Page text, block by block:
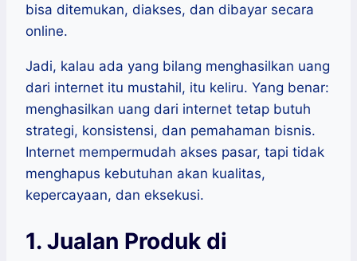
bisa ditemukan, diakses, dan dibayar secara
online.
Jadi, kalau ada yang bilang menghasilkan uang
dari internet itu mustahil, itu keliru. Yang benar:
menghasilkan uang dari internet tetap butuh
strategi, konsistensi, dan pemahaman bisnis.
Internet mempermudah akses pasar, tapi tidak
menghapus kebutuhan akan kualitas,
kepercayaan, dan eksekusi.
1. Jualan Produk di